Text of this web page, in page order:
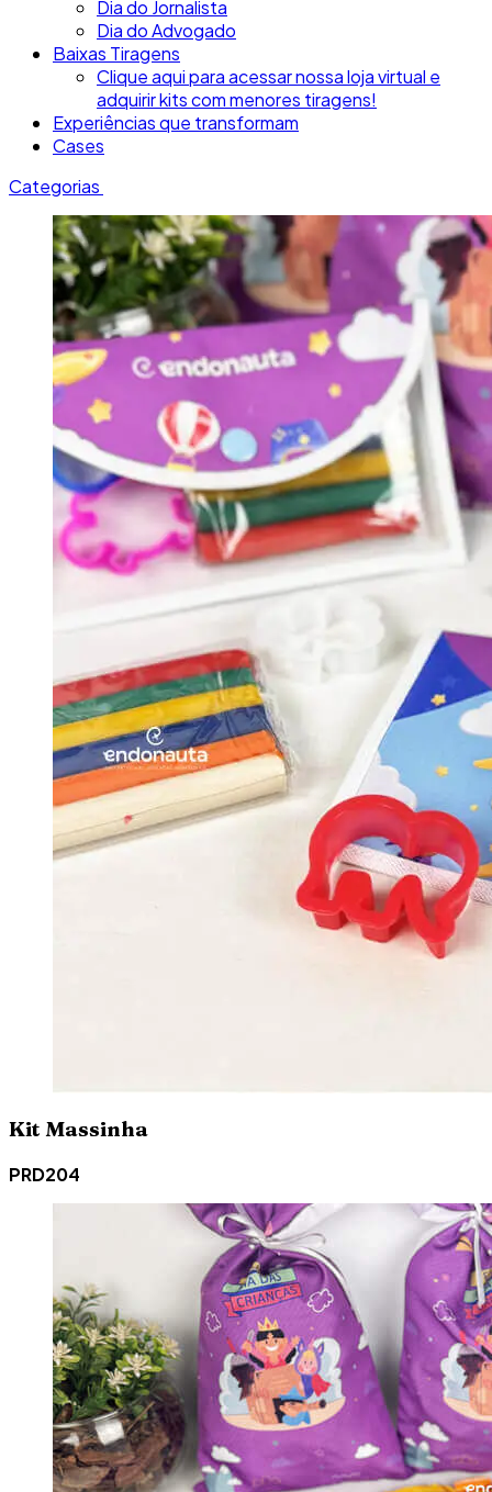
Dia do Jornalista
Dia do Advogado
Baixas Tiragens
Clique aqui para acessar nossa loja virtual e
adquirir kits com menores tiragens!
Experiências que transformam
Cases
Categorias
Kit Massinha
PRD204